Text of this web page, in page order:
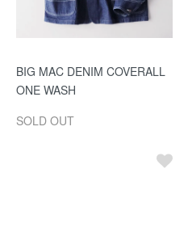
BIG MAC DENIM COVERALL
ONE WASH
SOLD OUT